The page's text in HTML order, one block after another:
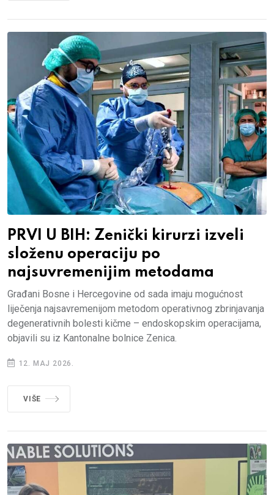
PRVI U BIH: Zenički kirurzi izveli
složenu operaciju po
najsuvremenijim metodama
Građani Bosne i Hercegovine od sada imaju mogućnost
liječenja najsavremenijom metodom operativnog zbrinjavanja
degenerativnih bolesti kičme – endoskopskim operacijama,
objavili su iz Kantonalne bolnice Zenica.
12. MAJ 2026.
VIŠE